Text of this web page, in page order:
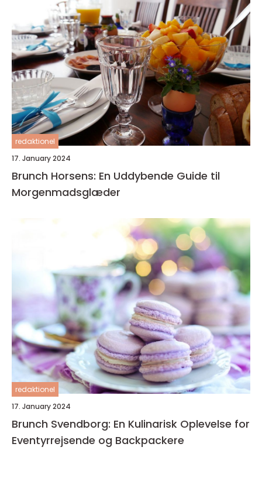
redaktionel
17. January 2024
Brunch Horsens: En Uddybende Guide til
Morgenmadsglæder
redaktionel
17. January 2024
Brunch Svendborg: En Kulinarisk Oplevelse for
Eventyrrejsende og Backpackere